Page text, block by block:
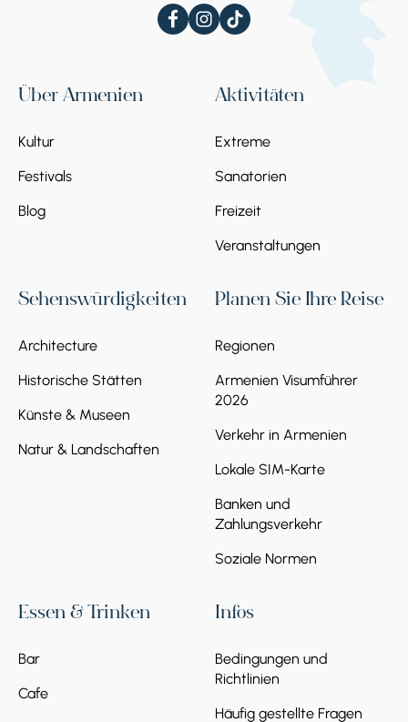
Über Armenien
Kultur
Festivals
Blog
Aktivitäten
Extreme
Sanatorien
Freizeit
Veranstaltungen
Sehenswürdigkeiten
Architecture
Historische Stätten
Künste & Museen
Natur & Landschaften
Planen Sie Ihre Reise
Regionen
Armenien Visumführer
2026
Verkehr in Armenien
Lokale SIM-Karte
Banken und
Zahlungsverkehr
Soziale Normen
Essen & Trinken
Bar
Cafe
Infos
Bedingungen und
Richtlinien
Häufig gestellte Fragen